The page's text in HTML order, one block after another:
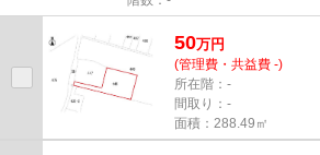
50万円
(管理費・共益費 -)
所在階：-
間取り：-
面積：288.49㎡